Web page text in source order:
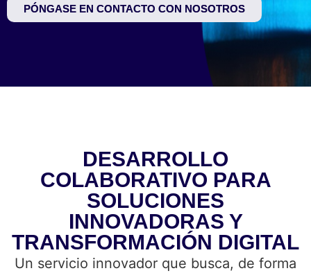
PÓNGASE EN CONTACTO CON NOSOTROS
DESARROLLO
COLABORATIVO PARA
SOLUCIONES
INNOVADORAS Y
TRANSFORMACIÓN DIGITAL
Un servicio innovador que busca, de forma